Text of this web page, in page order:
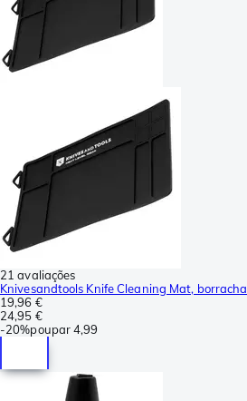
21 avaliações
Knivesandtools Knife Cleaning Mat, borracha
19,96 €
24,95 €
-20%poupar4,99